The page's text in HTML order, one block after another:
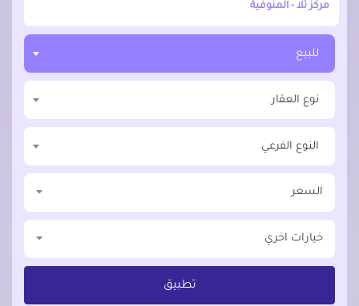
أبحث عن مدينة, محافظة, حي
للبيع
نوع العقار
النوع الفرعي
السعر
خيارات اخري
تطبيق